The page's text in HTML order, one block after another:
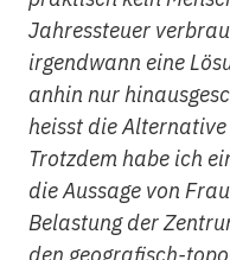
Jahressteuer
irgendwann eine
anhin nur
heisst die Alternative
Trotzdem habe ich
die Aussage von
Belastung der